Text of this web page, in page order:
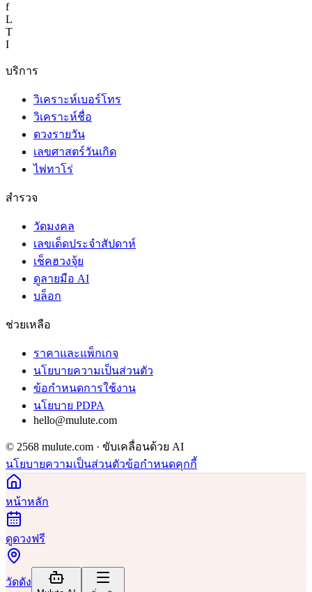
f
L
T
I
บริการ
วิเคราะห์เบอร์โทร
วิเคราะห์ชื่อ
ดวงรายวัน
เลขศาสตร์วันเกิด
ไพ่ทาโร่
สำรวจ
วัดมงคล
เลขเด็ดประจำสัปดาห์
เช็คฮวงจุ้ย
ดูลายมือ AI
บล็อก
ช่วยเหลือ
ราคาและแพ็กเกจ
นโยบายความเป็นส่วนตัว
ข้อกำหนดการใช้งาน
นโยบาย PDPA
hello@mulute.com
© 2568 mulute.com · ขับเคลื่อนด้วย AI
นโยบายความเป็นส่วนตัวข้อกำหนดคุกกี้
หน้าหลัก
ดูดวงฟรี
วัดดัง